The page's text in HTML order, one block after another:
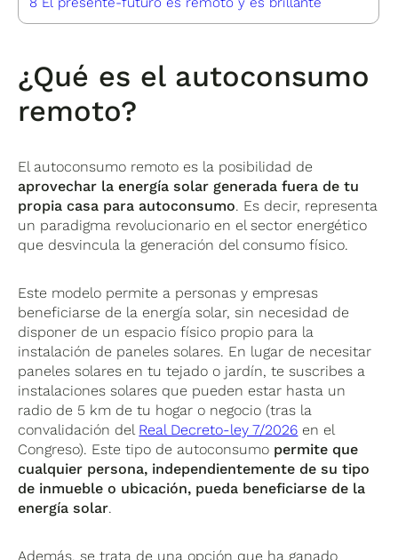
¿Qué es el autoconsumo
remoto?
El autoconsumo remoto es la posibilidad de
aprovechar la energía solar generada fuera de tu
propia casa para autoconsumo. Es decir, representa
un paradigma revolucionario en el sector energético
que desvincula la generación del consumo físico.
Este modelo permite a personas y empresas
beneficiarse de la energía solar, sin necesidad de
disponer de un espacio físico propio para la
instalación de paneles solares. En lugar de necesitar
paneles solares en tu tejado o jardín, te suscribes a
instalaciones solares que pueden estar hasta un
radio de 5 km de tu hogar o negocio (tras la
convalidación del Real Decreto-ley 7/2026 en el
Congreso). Este tipo de autoconsumo permite que
cualquier persona, independientemente de su tipo
de inmueble o ubicación, pueda beneficiarse de la
energía solar.
Además, se trata de una opción que ha ganado